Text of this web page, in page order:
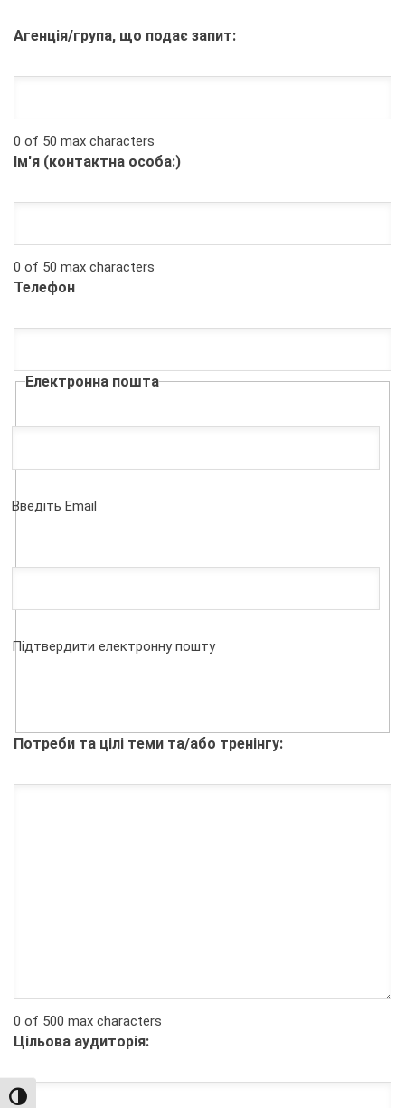
TOGGLE HIGH CONTRAST
Агенція/група, що подає запит:
0 of 50 max characters
Ім'я (контактна особа:)
0 of 50 max characters
Телефон
Електронна пошта
Введіть Email
Підтвердити електронну пошту
Потреби та цілі теми та/або тренінгу:
0 of 500 max characters
Цільова аудиторія: